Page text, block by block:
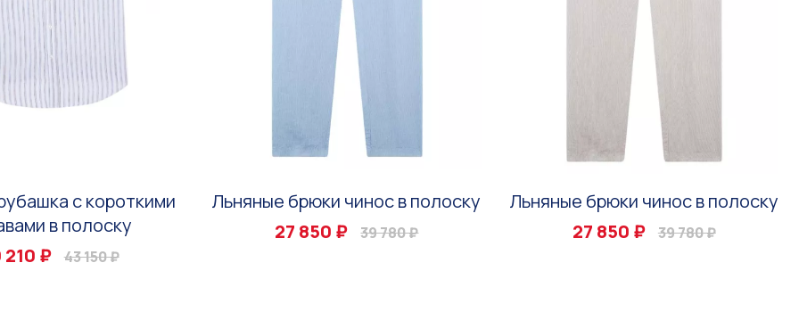
с короткими
в полоску
210 ₽
43 150 ₽
Льняные брюки чинос в полоску
27 850 ₽
39 780 ₽
Льняные брюки чинос в полоску
27 850 ₽
39 780 ₽